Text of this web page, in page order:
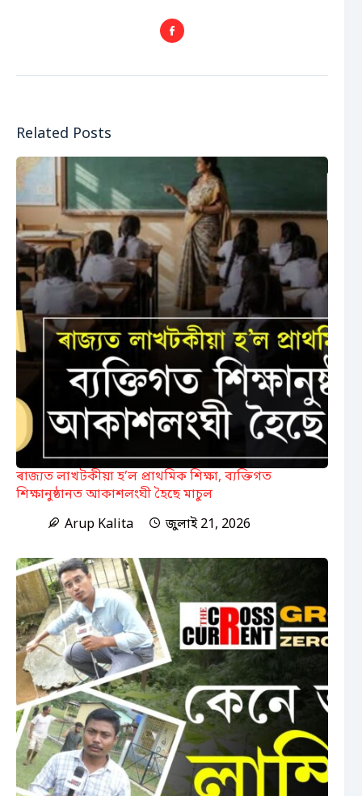
Related Posts
ৰাজ্যত লাখটকীয়া হ’ল প্ৰাথমিক শিক্ষা, ব্যক্তিগত
শিক্ষানুষ্ঠানত আকাশলংঘী হৈছে মাচুল
Arup Kalita
জুলাই 21, 2026